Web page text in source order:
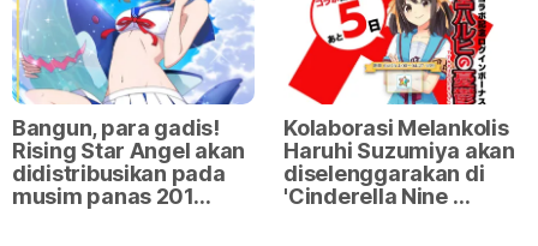
Bangun, para gadis!
Rising Star Angel akan
didistribusikan pada
musim panas 201…
Kolaborasi Melankolis
Haruhi Suzumiya akan
diselenggarakan di
'Cinderella Nine …